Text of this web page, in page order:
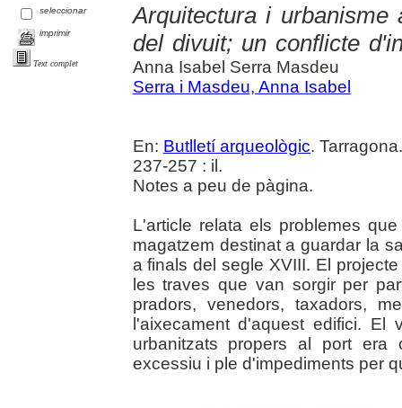
seleccionar
imprimir
Text complet
Arquitectura i
del divuit; un conflicte
Anna Isabel Serra Masdeu
Serra i Masdeu, Anna Isabel
En: Butlletí arqueològic.
237-257 : il.
Notes a peu de pàgina.
L'article relata els problemes
magatzem destinat a guardar la
a finals del segle XVIII. El
les traves que van sorgir per
pradors, venedors, taxadors,
l'aixecament d'aquest edifici.
urbanitzats propers al port era
excessiu i ple d'impediments per